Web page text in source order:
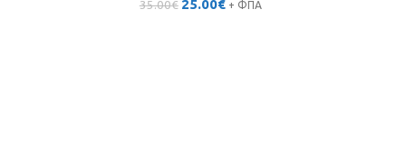
35.00€ 25.00€ + ΦΠΑ